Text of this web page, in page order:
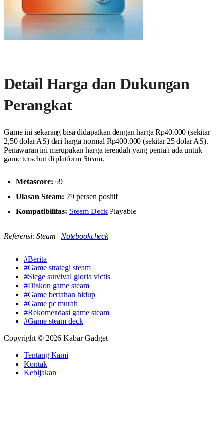
Detail Harga dan Dukungan
Perangkat
Game ini sekarang bisa didapatkan dengan harga Rp40.000 (sekitar
2,50 dolar AS) dari harga normal Rp400.000 (sekitar 25 dolar AS).
Penawaran ini merupakan harga terendah yang pernah ada untuk
game tersebut di platform Steam.
Metascore: 69
Ulasan Steam: 79 persen positif
Kompatibilitas: Steam Deck Playable
Referensi: Steam | Notebookcheck
#Berita
#Game strategi steam
#Siege survival gloria victis
#Diskon game steam
#Game bertahan hidup
#Game pc murah
#Rekomendasi game steam
#Game steam deck
Copyright © 2026 Kabar Gadget
Tentang Kami
Kontak
Kebijakan